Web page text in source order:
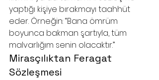
yaptığı kişiye bırakmayı taahhüt
eder. Örneğin: “Bana ömrüm
boyunca bakman şartıyla, tüm
malvarlığım senin olacaktır.”
Mirasçılıktan Feragat
Sözleşmesi